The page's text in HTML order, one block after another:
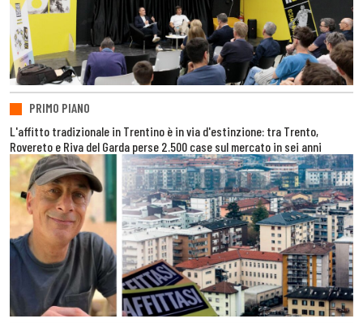
PRIMO PIANO
L'affitto tradizionale in Trentino è in via d'estinzione: tra Trento,
Rovereto e Riva del Garda perse 2.500 case sul mercato in sei anni